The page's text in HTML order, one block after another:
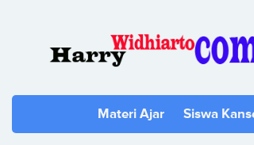
Materi Ajar Siswa